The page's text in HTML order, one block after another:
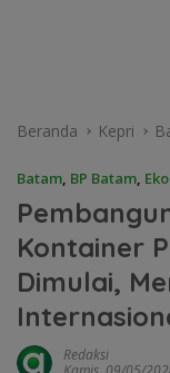
Beranda Kepri
Batam, BP Batam,
Kontainer
Dimulai,
Redaksi